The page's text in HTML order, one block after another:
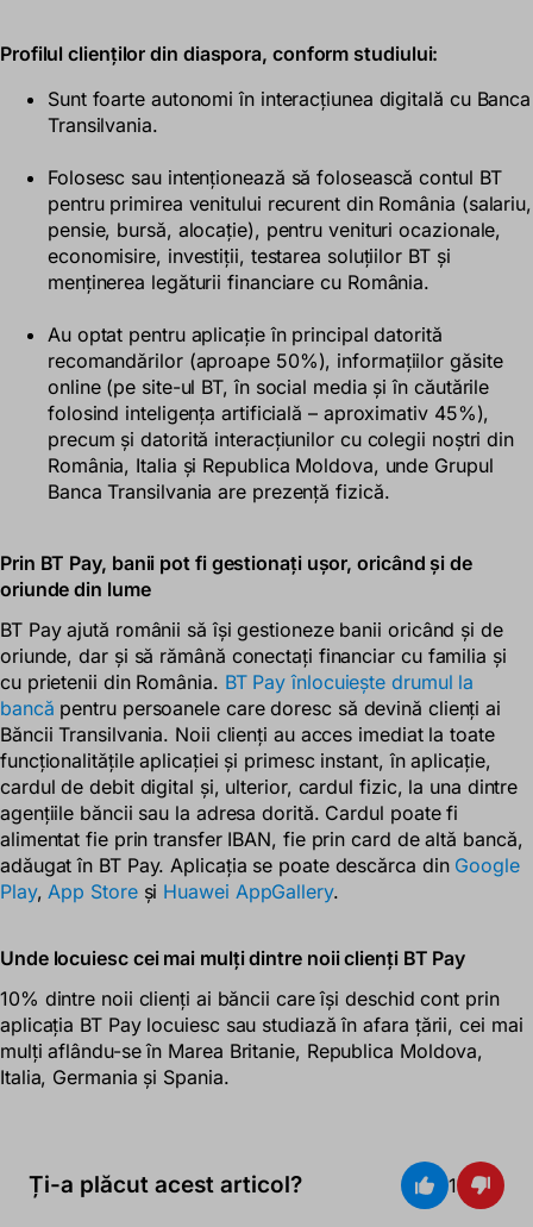
Profilul clienților din diaspora, conform studiului:
Sunt foarte autonomi în interacțiunea digitală cu Banca
Transilvania.
Folosesc sau intenționează să folosească contul BT
pentru primirea venitului recurent din România (salariu,
pensie, bursă, alocație), pentru venituri ocazionale,
economisire, investiții, testarea soluțiilor BT și
menținerea legăturii financiare cu România.
Au optat pentru aplicație în principal datorită
recomandărilor (aproape 50%), informațiilor găsite
online (pe site-ul BT, în social media și în căutările
folosind inteligența artificială – aproximativ 45%),
precum și datorită interacțiunilor cu colegii noștri din
România, Italia și Republica Moldova, unde Grupul
Banca Transilvania are prezență fizică.
Prin BT Pay, banii pot fi gestionați ușor, oricând și de
oriunde din lume
BT Pay ajută românii să își gestioneze banii oricând și de
oriunde, dar și să rămână conectați financiar cu familia și
cu prietenii din România. BT Pay înlocuiește drumul la
bancă pentru persoanele care doresc să devină clienți ai
Băncii Transilvania. Noii clienți au acces imediat la toate
funcționalitățile aplicației și primesc instant, în aplicație,
cardul de debit digital și, ulterior, cardul fizic, la una dintre
agențiile băncii sau la adresa dorită. Cardul poate fi
alimentat fie prin transfer IBAN, fie prin card de altă bancă,
adăugat în BT Pay. Aplicația se poate descărca din Google
Play, App Storeși Huawei AppGallery.
Unde locuiesc cei mai mulți dintre noii clienți BT Pay
10% dintre noii clienți ai băncii care își deschid cont prin
aplicația BT Pay locuiesc sau studiază în afara țării, cei mai
mulți aflându-se în Marea Britanie, Republica Moldova,
Italia, Germania și Spania.
Ți-a plăcut acest articol? 1